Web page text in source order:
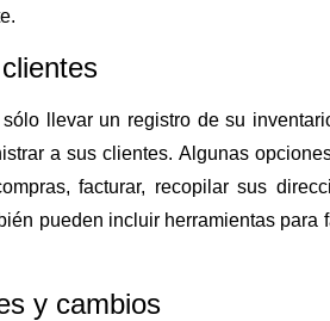
llevar un registro de su
a sus clientes. Algunas
facturar, recopilar sus
pueden incluir herramientas
y cambios